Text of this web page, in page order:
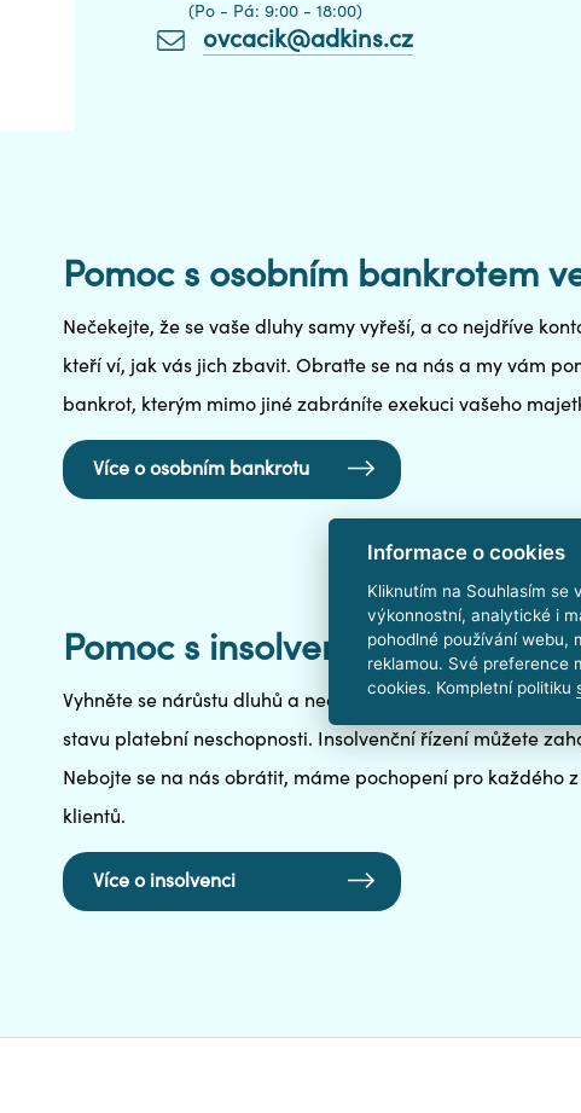
(Po - Pá: 9:00 - 18:00)
ovcacik@adkins.cz
Pomoc s osobním bankrotem
Nečekejte, že se vaše dluhy samy vyřeší, a co nejdříve
kteří ví, jak vás jich zbavit. Obraťte se na nás a my vám
bankrot, kterým mimo jiné zabráníte exekuci vašeho
Více o osobním bankrotu
Pomoc s insolvencí ve
Vyhněte se nárůstu dluhů a nechte si od nás pomoci s
stavu platební neschopnosti. Insolvenční řízení můžete
Nebojte se na nás obrátit, máme pochopení pro každého z
klientů.
Více o insolvenci
Informace o cookies
Kliknutím na Souhlasím se
výkonnostní, analytické i
pohodlné používání webu,
reklamou. Své preference
cookies. Kompletní politiku